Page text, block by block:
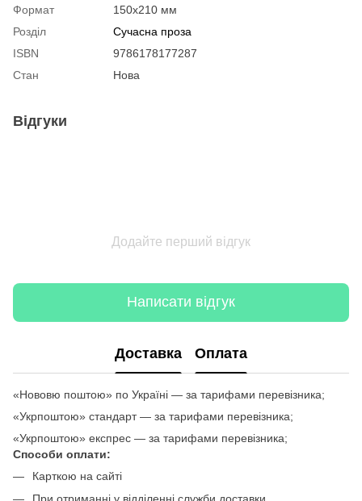
Формат
150x210 мм
Розділ
Сучасна проза
ISBN
9786178177287
Стан
Нова
Відгуки
Додайте перший відгук
Написати відгук
Доставка Оплата
«Нововю поштою» по Україні — за тарифами перевізника;
«Укрпоштою» стандарт — за тарифами перевізника;
«Укрпоштою» експрес — за тарифами перевізника;
Способи оплати:
Карткою на сайті